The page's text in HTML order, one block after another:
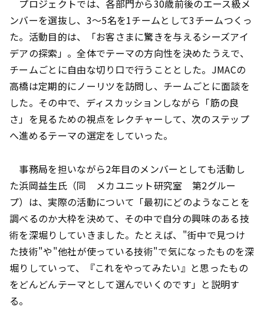
プロジェクトでは、各部門から30歳前後のエース級メ
ンバーを選抜し、3〜5名を1チームとして3チームつくっ
た。活動目的は、「お客さまに驚きを与えるシーズアイ
デアの探索」。全体でテーマの方向性を決めたうえで、
チームごとに自由な切り口で行うこととした。JMACの
高橋は定期的にノーリツを訪問し、チームごとに面談を
した。その中で、ディスカッションしながら「筋の良
さ」を見るための視点をレクチャーして、次のステップ
へ進めるテーマの選定をしていった。
事務局を担いながら2年目のメンバーとしても活動し
た浜岡益生氏（同 メカユニット研究室 第2グルー
プ）は、実際の活動について「最初にどのようなことを
調べるのか大枠を決めて、その中で自分の興味のある技
術を深堀りしていきました。たとえば、"街中で見つけ
た技術"や"他社が使っている技術"で気になったものを深
堀りしていって、『これをやってみたい』と思ったもの
をどんどんテーマとして選んでいくのです」と説明す
る。